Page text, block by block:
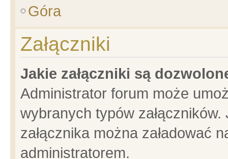
Góra
Załączniki
Jakie załączniki są
Administrator forum może
wybranych typów
załącznika można załadować
administratorem.